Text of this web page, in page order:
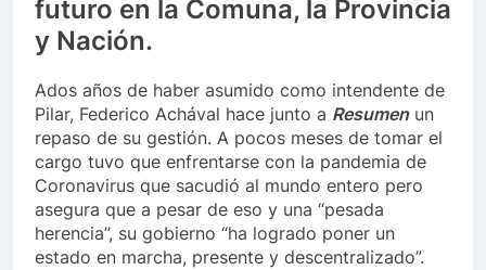
futuro en la Comuna, la Provincia
y Nación.
Ados años de haber asumido como intendente de
Pilar, Federico Achával hace junto a Resumenun
repaso de su gestión. A pocos meses de tomar el
cargo tuvo que enfrentarse con la pandemia de
Coronavirus que sacudió al mundo entero pero
asegura que a pesar de eso y una “pesada
herencia”, su gobierno “ha logrado poner un
estado en marcha, presente y descentralizado”.